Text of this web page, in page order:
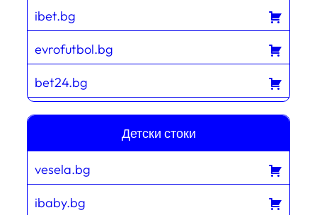
ibet.bg
evrofutbol.bg
bet24.bg
Детски стоки
vesela.bg
ibaby.bg